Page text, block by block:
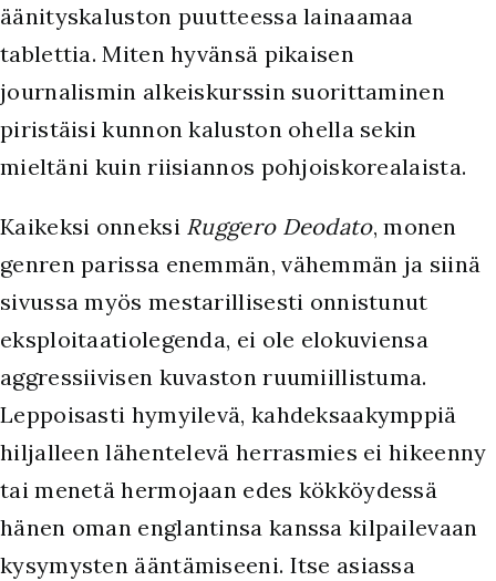
äänityskaluston puutteessa lainaamaa
tablettia. Miten hyvänsä pikaisen
journalismin alkeiskurssin suorittaminen
piristäisi kunnon kaluston ohella sekin
mieltäni kuin riisiannos pohjoiskorealaista.
Kaikeksi onneksi Ruggero Deodato, monen
genren parissa enemmän, vähemmän ja siinä
sivussa myös mestarillisesti onnistunut
eksploitaatiolegenda, ei ole elokuviensa
aggressiivisen kuvaston ruumiillistuma.
Leppoisasti hymyilevä, kahdeksaakymppiä
hiljalleen lähentelevä herrasmies ei hikeenny
tai menetä hermojaan edes kökköydessä
hänen oman englantinsa kanssa kilpailevaan
kysymysten ääntämiseeni. Itse asiassa